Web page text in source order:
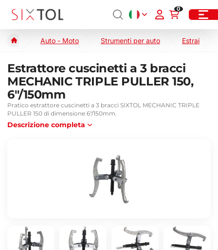
0
Auto - Moto Strumenti per auto Estrai
Estrattore cuscinetti a 3 bracci
MECHANIC TRIPLE PULLER 150,
6"/150mm
Pratico estrattore cuscinetti a 3 bracci SIXTOL MECHANIC TRIPLE
PULLER 150 di dimensione 6"/150mm.
Descrizione completa